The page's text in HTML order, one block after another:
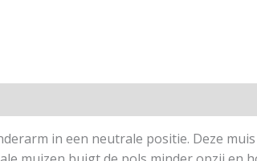
in een neutrale positie. Deze